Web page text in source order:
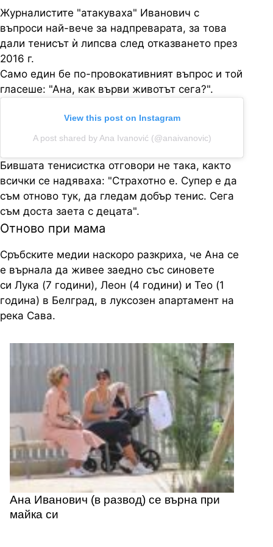
Журналистите "атакуваха" Иванович с
въпроси най-вече за надпреварата, за това
дали тенисът ѝ липсва след отказването през
2016 г.
Само един бе по-провокативният въпрос и той
гласеше: "Ана, как върви животът сега?".
View this post on Instagram
A post shared by Ana Ivanović (@anaivanovic)
Бившата тенисистка отговори не така, както
всички се надяваха: "Страхотно е. Супер е да
съм отново тук, да гледам добър тенис. Сега
съм доста заета с децата".
Отново при мама
Сръбските медии наскоро разкриха, че Ана се
е върнала да живее заедно със синовете
си Лука (7 години), Леон (4 години) и Тео (1
година) в Белград, в луксозен апартамент на
река Сава.
Ана Иванович (в развод) се върна при
майка си